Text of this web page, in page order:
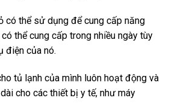
có thể sử dụng để cung cấp năng
thể cung cấp trong nhiều ngày tùy
điện của nó.
tủ lạnh của mình luôn hoạt động và
cho các thiết bị y tế, như máy